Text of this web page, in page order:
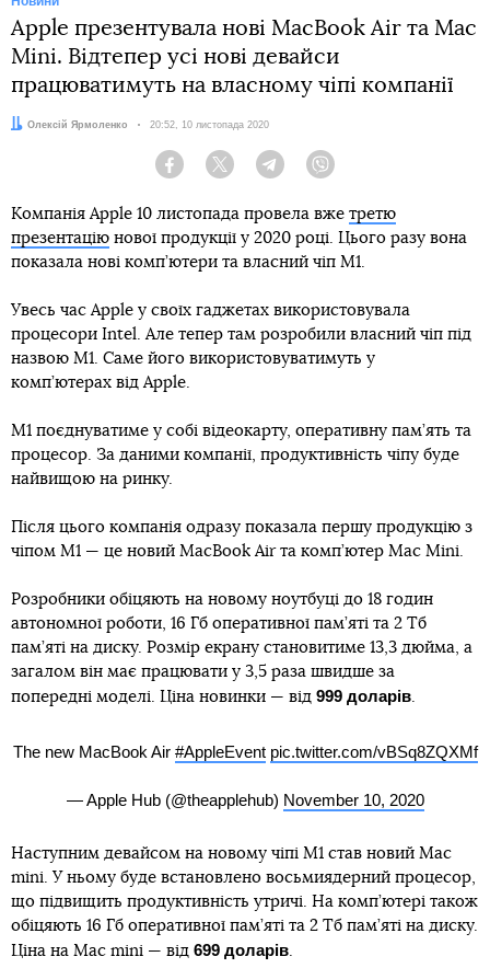
Apple презентувала нові MacBook Air та Mac
Mini. Відтепер усі нові девайси
працюватимуть на власному чіпі компанії
Автор:
Олексій Ярмоленко Дата:
20:52, 10 листопада 2020
Facebook Twitter Telegram
Компанія Apple 10 листопада провела вже третю
презентацію нової продукції у 2020 році. Цього разу вона
показала нові комп’ютери та власний чіп М1.
Увесь час Apple у своїх гаджетах використовувала
процесори Intel. Але тепер там розробили власний чіп під
назвою М1. Саме його використовуватимуть у
комп’ютерах від Apple.
М1 поєднуватиме у собі відеокарту, оперативну пам’ять та
процесор. За даними компанії, продуктивність чіпу буде
найвищою на ринку.
Після цього компанія одразу показала першу продукцію з
чіпом М1 — це новий MacBook Air та комп’ютер Mac Mini.
Розробники обіцяють на новому ноутбуці до 18 годин
автономної роботи, 16 Гб оперативної пам’яті та 2 Тб
пам’яті на диску. Розмір екрану становитиме 13,3 дюйма, а
загалом він має працювати у 3,5 раза швидше за
попередні моделі. Ціна новинки — від 999 доларів.
The new MacBook Air #AppleEvent pic.twitter.com/vBSq8ZQXMf
— Apple Hub (@theapplehub) November 10, 2020
Наступним девайсом на новому чіпі М1 став новий Mac
mini. У ньому буде встановлено восьмиядерний процесор,
що підвищить продуктивність утричі. На комп’ютері також
обіцяють 16 Гб оперативної пам’яті та 2 Тб пам’яті на диску.
Ціна на Mac mini — від 699 доларів.